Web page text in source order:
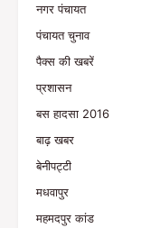
नगर पंचायत
पंचायत चुनाव
पैक्स की खबरें
प्रशासन
बस हादसा 2016
बाढ़ खबर
बेनीपट्टी
मधवापुर
महमदपुर कांड